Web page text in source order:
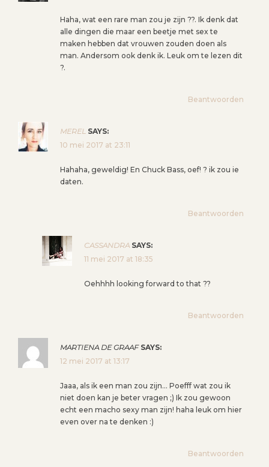
Haha, wat een rare man zou je zijn ??. Ik denk dat
alle dingen die maar een beetje met sex te
maken hebben dat vrouwen zouden doen als
man. Andersom ook denk ik. Leuk om te lezen dit
?.
Beantwoorden
MEREL SAYS:
10 mei 2017 at 23:11
Hahaha, geweldig! En Chuck Bass, oef! ? ik zou ie
daten.
Beantwoorden
CASSANDRA SAYS:
11 mei 2017 at 18:35
Oehhhh looking forward to that ??
Beantwoorden
MARTIENA DE GRAAF SAYS:
12 mei 2017 at 13:17
Jaaa, als ik een man zou zijn… Poefff wat zou ik
niet doen kan je beter vragen ;) Ik zou gewoon
echt een macho sexy man zijn! haha leuk om hier
even over na te denken :)
Beantwoorden